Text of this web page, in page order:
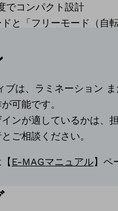
でコンパクト設計
ドと「フリーモード（自
ブは、ラミネーション
可能です。
ンが適しているかは、
ご相談ください。
E-MAGマニュアル】ペ